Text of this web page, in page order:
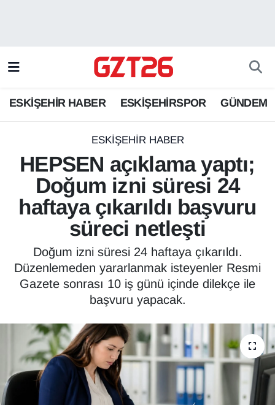
ESKİŞEHİR HABER ESKİŞEHİRSPOR GÜNDEM
ESKİŞEHİR HABER
HEPSEN açıklama yaptı;
Doğum izni süresi 24
haftaya çıkarıldı başvuru
süreci netleşti
Doğum izni süresi 24 haftaya çıkarıldı.
Düzenlemeden yararlanmak isteyenler Resmi
Gazete sonrası 10 iş günü içinde dilekçe ile
başvuru yapacak.
ESKİŞEHİRSPOR
GÜNDEM
Odunpazarı Trafik Yoğunluk Haritası
Süper Lig Puan Durumu ve Fikstür
Tüm Manşetler
Son Dakika Haberleri
Haber Arşivi